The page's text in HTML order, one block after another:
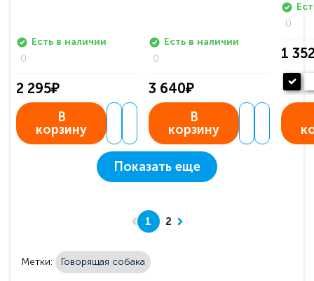
Есть в наличии
0
2 295₽
В
корзину
Есть в наличии
0
3 640₽
В
корзину
0
1
Показать еще
1 2
Метки: Говорящая собака